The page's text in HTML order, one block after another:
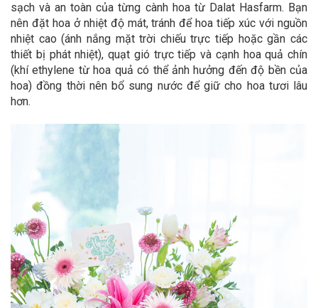
sạch và an toàn của từng cành hoa từ Dalat Hasfarm. Bạn
nên đặt hoa ở nhiệt độ mát, tránh để hoa tiếp xúc với nguồn
nhiệt cao (ánh nắng mặt trời chiếu trực tiếp hoặc gần các
thiết bị phát nhiệt), quạt gió trực tiếp và cạnh hoa quả chín
(khí ethylene từ hoa quả có thể ảnh hưởng đến độ bền của
hoa) đồng thời nên bổ sung nước để giữ cho hoa tươi lâu
hơn.